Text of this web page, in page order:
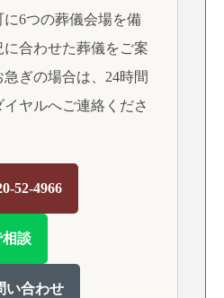
6つの葬儀会場を備
に合わせた葬儀をご案
ぎの場合は、24時間
ヤルへご連絡くださ
52-4966
談
い合わせ